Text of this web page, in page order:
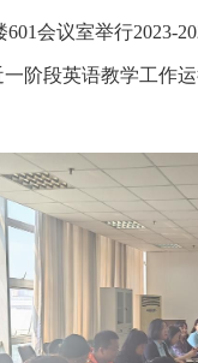
601会议室举行2023-
阶段英语教学工作